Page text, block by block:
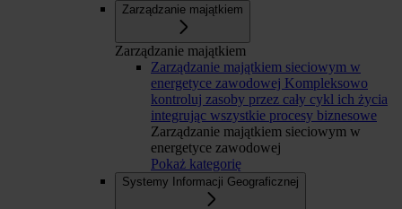
Zarządzanie majątkiem
Zarządzanie majątkiem
Zarządzanie majątkiem sieciowym w
energetyce zawodowej Kompleksowo
kontroluj zasoby przez cały cykl ich życia
integrując wszystkie procesy biznesowe
Zarządzanie majątkiem sieciowym w
energetyce zawodowej
Pokaż kategorię
Systemy Informacji Geograficznej